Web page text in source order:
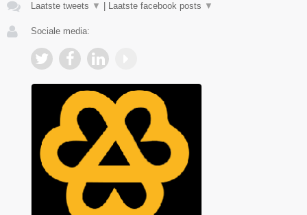
Laatste tweets ▼ Laatste facebook posts ▼
Sociale media: